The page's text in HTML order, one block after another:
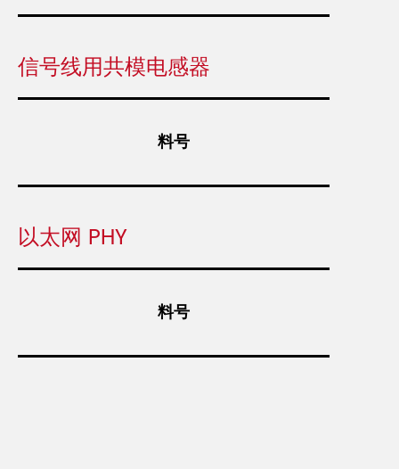
信号线用共模电感器
料号
以太网 PHY
料号